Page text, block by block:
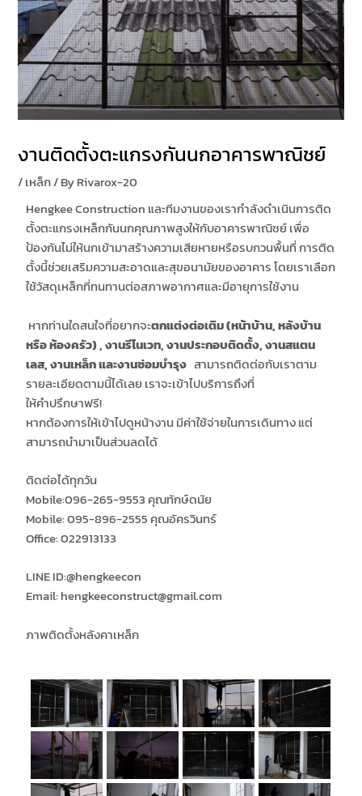
งานติดตั้งตะแกรงกันนกอาคารพาณิชย์
/เหล็ก/ ByRivarox-20
Hengkee Construction และทีมงานของเรากำลังดำเนินการติด
ตั้งตะแกรงเหล็กกันนกคุณภาพสูงให้กับอาคารพาณิชย์ เพื่อ
ป้องกันไม่ให้นกเข้ามาสร้างความเสียหายหรือรบกวนพื้นที่ การติด
ตั้งนี้ช่วยเสริมความสะอาดและสุขอนามัยของอาคาร โดยเราเลือก
ใช้วัสดุเหล็กที่ทนทานต่อสภาพอากาศและมีอายุการใช้งาน
หากท่านใดสนใจที่อยากจะตกแต่งต่อเติม (หน้าบ้าน,หลังบ้าน
หรือ ห้องครัว),งานรีโนเวท, งานประกอบติดตั้ง, งานสแตน
เลส,งานเหล็ก และงานซ่อมบำรุง สามารถติดต่อกับเราตาม
รายละเอียดตามนี้ได้เลย เราจะเข้าไปบริการถึงที่
ให้คำปรึกษาฟรี!
หากต้องการให้เข้าไปดูหน้างาน มีค่าใช้จ่ายในการเดินทาง แต่
สามารถนำมาเป็นส่วนลดได้
ติดต่อได้ทุกวัน
Mobile:096-265-9553 คุณทักษ์ดนัย
Mobile: 095-896-2555 คุณอัครวินทร์
Office: 022913133
LINE ID:​@hengkeecon
Email: hengkeeconstruct@gmail.com
ภาพติดตั้งหลังคาเหล็ก